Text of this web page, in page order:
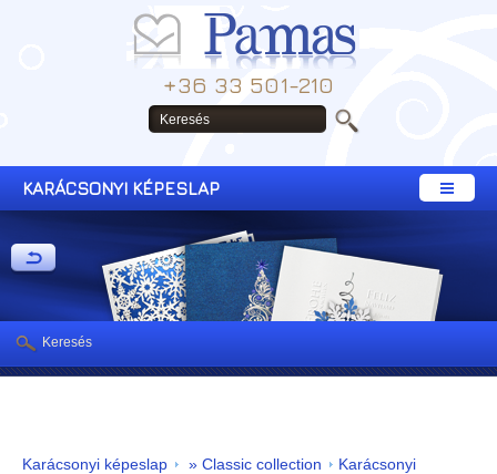
+36 33 501-210
KARÁCSONYI KÉPESLAP
Karácsonyi képeslap » Classic collection
Karácsonyi
Keresés